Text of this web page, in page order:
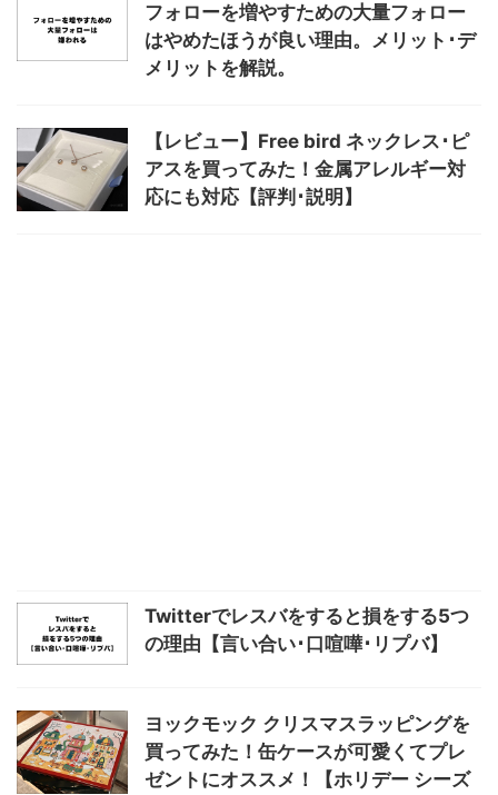
フォローを増やすための大量フォロー
はやめたほうが良い理由。メリット･デ
メリットを解説。
【レビュー】Free bird ネックレス･ピ
アスを買ってみた！金属アレルギー対
応にも対応【評判･説明】
Twitterでレスバをすると損をする5つ
の理由【言い合い･口喧嘩･リプバ】
ヨックモック クリスマスラッピングを
買ってみた！缶ケースが可愛くてプレ
ゼントにオススメ！【ホリデー シーズ